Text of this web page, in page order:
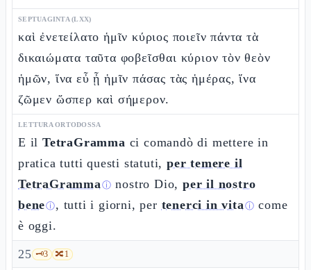
SEPTUAGINTA (LXX)
καὶ ἐνετείλατο ἡμῖν κύριος ποιεῖν πάντα τὰ
δικαιώματα ταῦτα φοβεῖσθαι κύριον τὸν θεὸν
ἡμῶν, ἵνα εὖ ᾖ ἡμῖν πάσας τὰς ἡμέρας, ἵνα
ζῶμεν ὥσπερ καὶ σήμερον.
LETTURA ORTODOSSA
E il TetraGramma ci comandò di mettere in
pratica tutti questi statuti,per temere il
TetraGrammaⓘ nostro Dio,per il nostro
beneⓘ, tutti i giorni, per tenerci in vitaⓘ come
è oggi.
25 🗝️3 🔀1